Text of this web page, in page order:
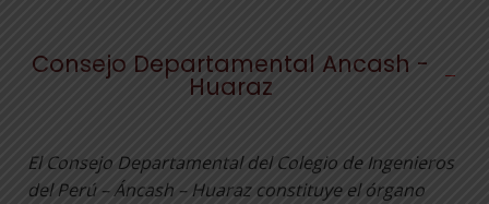
Consejo Departamental Ancash -
Huaraz
El Consejo Departamental del Colegio de Ingenieros
del Perú – Áncash – Huaraz constituye el órgano